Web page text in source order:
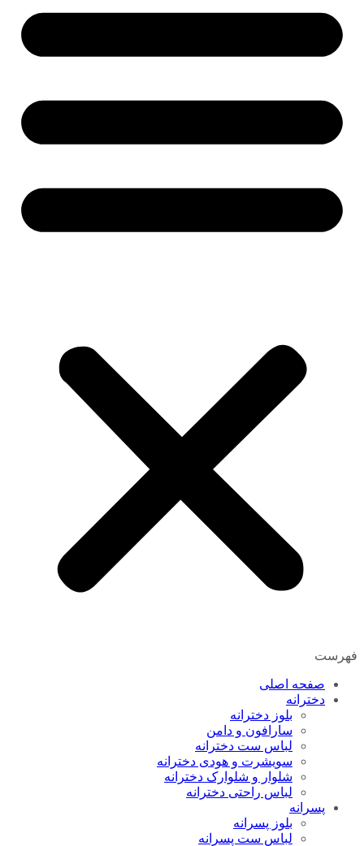
فهرست
صفحه اصلی
دخترانه
بلوز دخترانه
سارافون و دامن
لباس ست دخترانه
سویشرت و هودی دخترانه
شلوار و شلوارک دخترانه
لباس راحتی دخترانه
پسرانه
بلوز پسرانه
لباس ست پسرانه